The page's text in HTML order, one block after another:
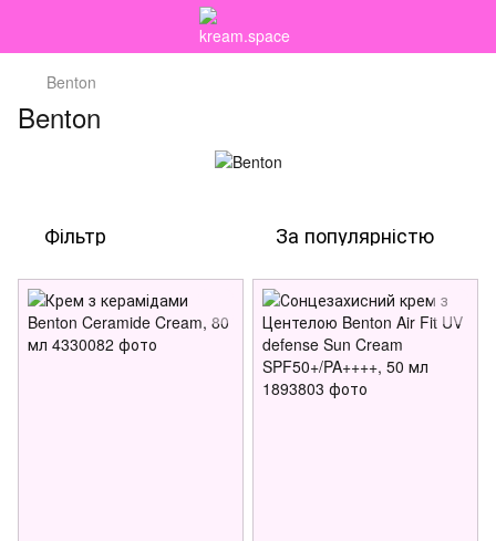
Benton
Benton
Фільтр За популярністю